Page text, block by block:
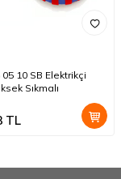
10 SB Elektrikçi
Sıkmalı
TL